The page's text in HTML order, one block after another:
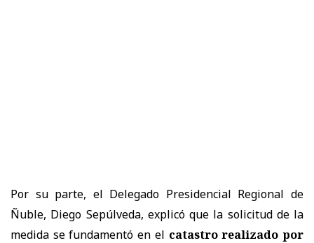
Por su parte, el Delegado Presidencial Regional de
Ñuble, Diego Sepúlveda, explicó que la solicitud de la
medida se fundamentó en el catastro realizado por